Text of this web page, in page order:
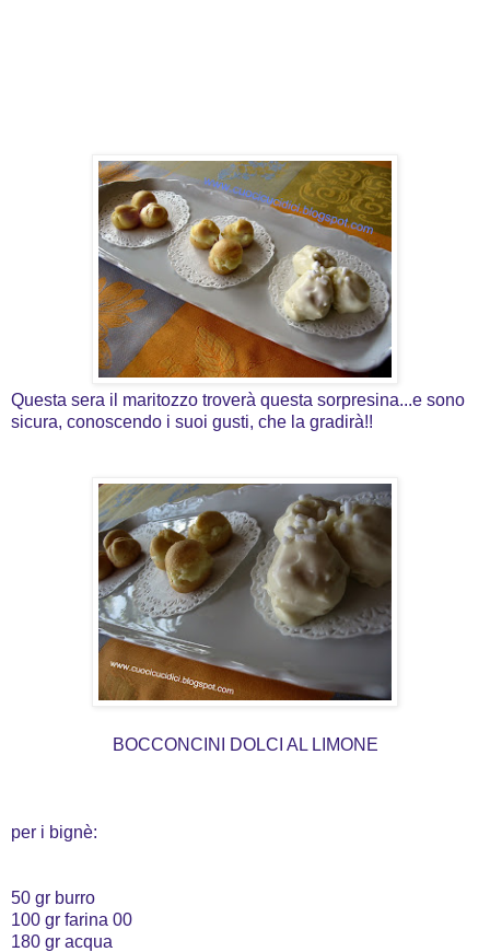
Questa sera il maritozzo troverà questa sorpresina...e sono
sicura, conoscendo i suoi gusti, che la gradirà!!
BOCCONCINI DOLCI AL LIMONE
per i bignè:
50 gr burro
100 gr farina 00
180 gr acqua